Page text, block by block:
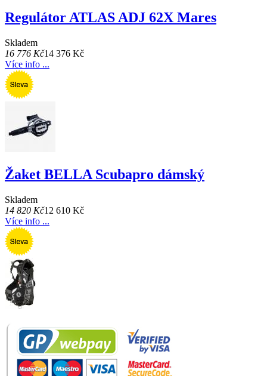
Regulátor ATLAS ADJ 62X Mares
Skladem
16 776 Kč14 376 Kč
Více info ...
Žaket BELLA Scubapro dámský
Skladem
14 820 Kč12 610 Kč
Více info ...